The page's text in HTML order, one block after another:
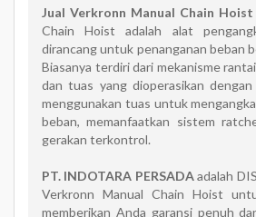
Jual Verkronn Manual Chain Hoist
Chain Hoist adalah alat
dirancang untuk penanganan beban
Biasanya terdiri dari mekanisme
dan tuas yang dioperasikan
menggunakan tuas untuk
beban, memanfaatkan sistem
gerakan terkontrol.
PT. INDOTARA PERSADAadalah
Verkronn Manual Chain Hoist
memberikan Anda garansi penuh